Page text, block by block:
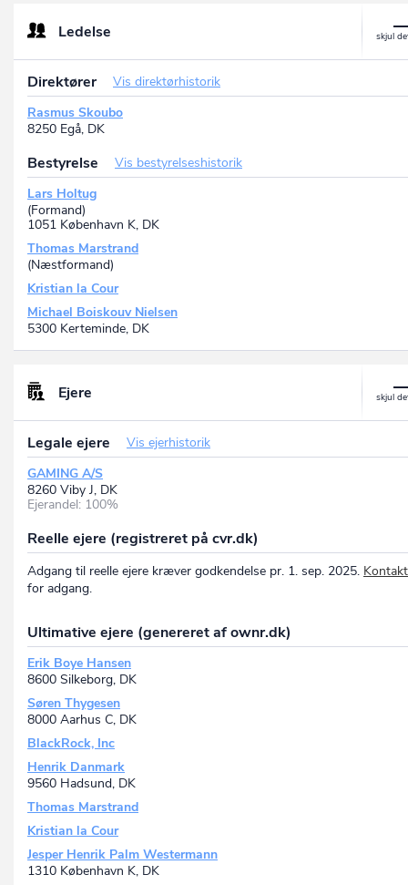
Ledelse
Direktører
Vis direktørhistorik
Rasmus Skoubo
8250 Egå, DK
Bestyrelse
Vis bestyrelseshistorik
Lars Holtug
(Formand)
1051 København K, DK
Thomas Marstrand
(Næstformand)
Kristian la Cour
Michael Boiskouv Nielsen
5300 Kerteminde, DK
Ejere
Legale ejere
Vis ejerhistorik
GAMING A/S
8260 Viby J, DK
Ejerandel: 100%
Reelle ejere (registreret på cvr.dk)
Adgang til reelle ejere kræver godkendelse pr. 1. sep. 2025.
for adgang.
Ultimative ejere (genereret af ownr.dk)
Erik Boye Hansen
8600 Silkeborg, DK
Søren Thygesen
8000 Aarhus C, DK
BlackRock, Inc
Henrik Danmark
9560 Hadsund, DK
Thomas Marstrand
Kristian la Cour
Jesper Henrik Palm Westermann
1310 København K, DK